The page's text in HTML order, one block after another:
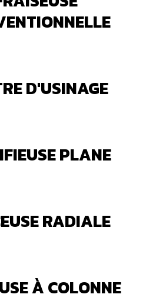
D'USINAGE
PLANE
RADIALE
À COLONNE